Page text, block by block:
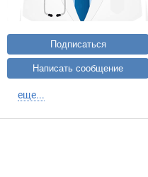
Подписаться
Написать сообщение
еще...